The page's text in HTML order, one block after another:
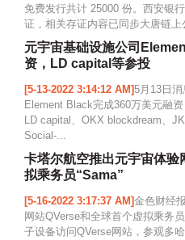
免费发行共计 25000 份。西安银
证，相关存证内容已同步大唐链
元宇宙基础设施公司
资，LD capital等参投
[5-13-2022 3:14:12 AM]5月13日
Element Black完成360万美元融
LD capital、OKX blockdream、
Social-...
卡塔尔航空推出元宇宙体
拟乘务员“Sama”
[5-16-2022 3:17:37 AM]金色财经
网站QVerse和全球首个虚拟乘务
子设备访问QVerse网站，参观多